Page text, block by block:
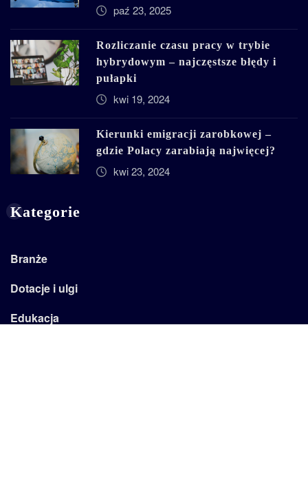
paź 23, 2025
Rozliczanie czasu pracy w trybie
hybrydowym – najczęstsze błędy i
pułapki
kwi 19, 2024
Kierunki emigracji zarobkowej –
gdzie Polacy zarabiają najwięcej?
kwi 23, 2024
Kategorie
Branże
Dotacje i ulgi
Edukacja